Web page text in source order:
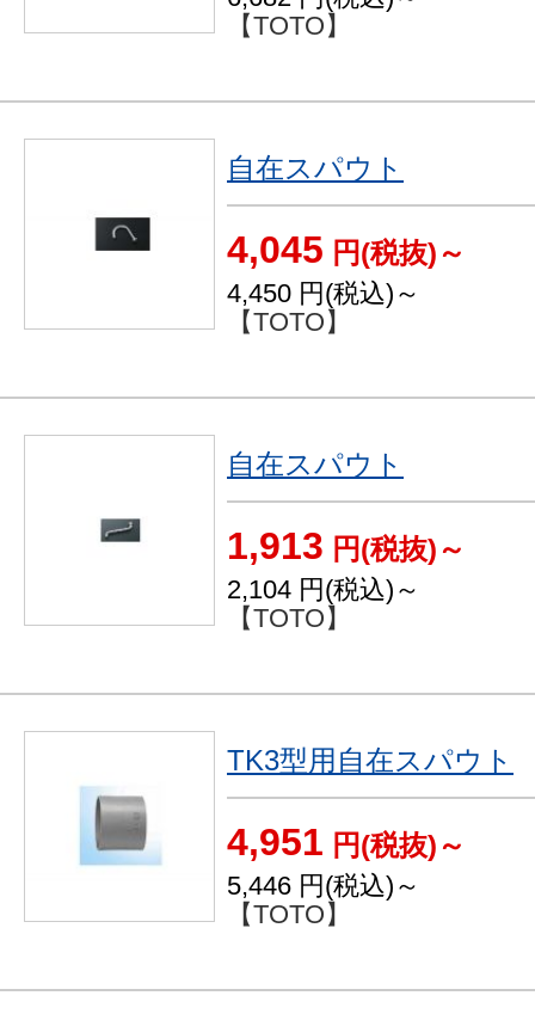
【TOTO】
自在スパウト
4,045 円(税抜)～
4,450 円(税込)～
【TOTO】
自在スパウト
1,913 円(税抜)～
2,104 円(税込)～
【TOTO】
TK3型用自在スパウト
4,951 円(税抜)～
5,446 円(税込)～
【TOTO】